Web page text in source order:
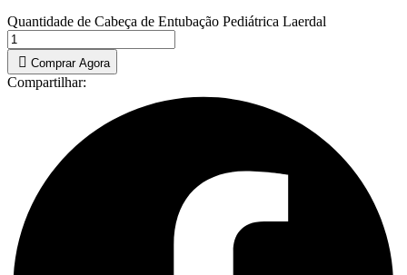
Quantidade de Cabeça de Entubação Pediátrica Laerdal
Comprar Agora
Compartilhar: